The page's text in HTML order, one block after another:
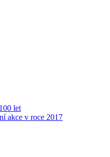
let
akce v roce 2017